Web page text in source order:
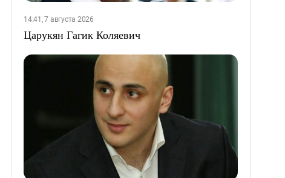
14:41, 7 августа 2026
Царукян Гагик Коляевич